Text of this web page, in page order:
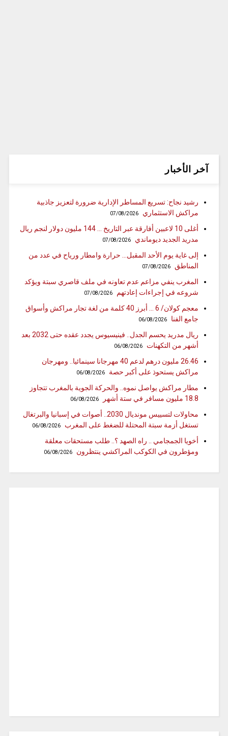
آخر الأخبار
رشيد نجاح: تسريع المساطر الإدارية ضرورة لتعزيز جاذبية
مراكش الاستثماري
07/08/2026
أغلى 10 لاعبين أفارقة عبر التاريخ … 144 مليون دولار لنجم ريال
مدريد الجديد ديوماندي
07/08/2026
إلى غاية يوم الأحد المقبل… حرارة وامطار ورياح في عدد من
المناطق
07/08/2026
المغرب ينفي مزاعم عدم تعاونه في ملف قاصري سبتة ويؤكد
شروعه في إجراءات إعادتهم
07/08/2026
معجم كولان/ 6 … أبرز 40 كلمة من لغة تجار مراكش وأسواق
جامع الفنا
06/08/2026
ريال مدريد يحسم الجدل.. فينيسيوس يجدد عقده حتى 2032 بعد
أشهر من التكهنات
06/08/2026
26.46 مليون درهم لدعم 40 مهرجانا سينمائيا.. ومهرجان
مراكش يستحوذ على أكبر حصة
06/08/2026
مطار مراكش يواصل نموه.. والحركة الجوية بالمغرب تتجاوز
18.8 مليون مسافر في ستة أشهر
06/08/2026
محاولات لتسييس مونديال 2030.. أصوات في إسبانيا والبرتغال
تستغل أزمة سبتة المحتلة للضغط على المغرب
06/08/2026
أخويا الجمجامي .. راه الصهد ؟.. طلب مستحقات معلقة
ومؤطرون في الكوكب المراكشي ينتظرون
06/08/2026